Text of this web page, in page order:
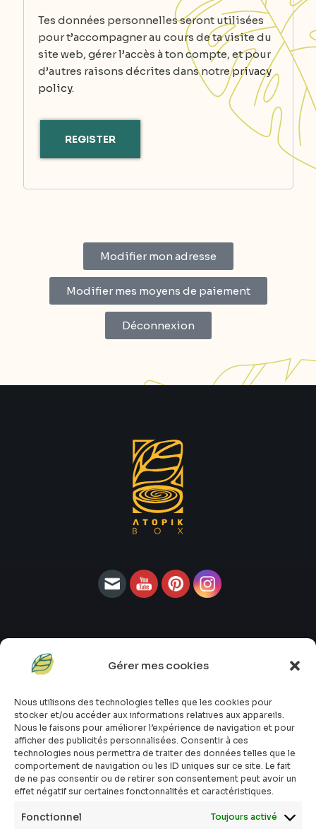
Gérer mes cookies
Nous utilisons des technologies telles que les cookies pour
stocker et/ou accéder aux informations relatives aux appareils.
Nous le faisons pour améliorer l’expérience de navigation et pour
afficher des publicités personnalisées. Consentir à ces
technologies nous permettra de traiter des données telles que le
comportement de navigation ou les ID uniques sur ce site. Le fait
de ne pas consentir ou de retirer son consentement peut avoir un
effet négatif sur certaines fonctonnalités et caractéristiques.
Fonctionnel Toujours activé
Tes données personnelles seront utilisées
pour t’accompagner au cours de ta visite du
site web, gérer l’accès à ton compte, et pour
d’autres raisons décrites dans notreprivacy
policy.
REGISTER
Modifier mon adresse
Modifier mes moyens de paiement
Déconnexion
#atopik_fr
#atopik_tests
#atopik_community
Qui sommes-nous ?
Mon compte
Contact
E-shop
Toutes les box